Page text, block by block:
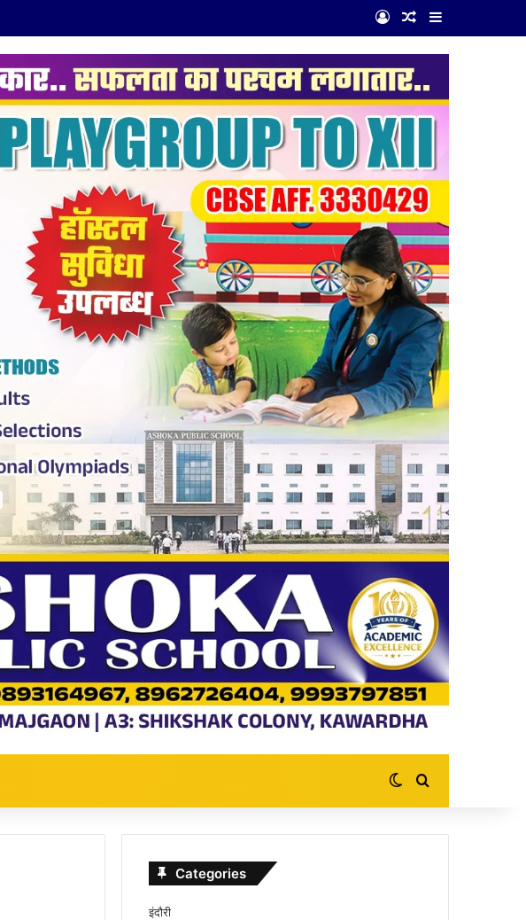
Log InRandom Article
Sidebar
Switch skin
Search for
Categories
इंदौरी